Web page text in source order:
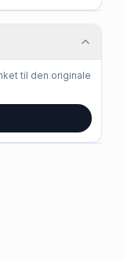
til den originale